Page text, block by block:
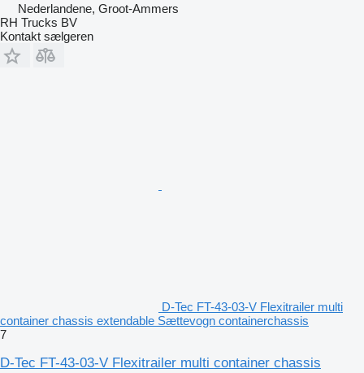
Nederlandene, Groot-Ammers
RH Trucks BV
Kontakt sælgeren
D-Tec FT-43-03-V Flexitrailer multi
container chassis extendable Sættevogn containerchassis
7
D-Tec FT-43-03-V Flexitrailer multi container chassis